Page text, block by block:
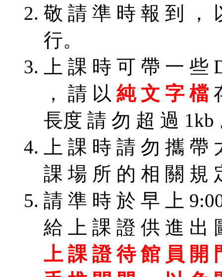
敬 請 準 時 報 到 ，
行。
上 課 時 可 帶 一
， 請 以 純 文 字 檔
長度 請 勿 超 過 1kb
上 課 時 請 勿 攜
課 場 所 的 相 關 規
請 準 時 於 早 上
給 上 課 證 供 進 出
上 課 證 待 館 員 開